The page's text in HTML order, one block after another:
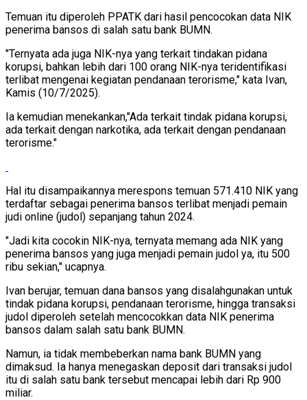
Temuan itu diperoleh PPATK dari hasil pencocokan data NIK
penerima bansos di salah satu bank BUMN.
"Ternyata ada juga NIK-nya yang terkait tindakan pidana
korupsi, bahkan lebih dari 100 orang NIK-nya teridentifikasi
terlibat mengenai kegiatan pendanaan terorisme," kata Ivan,
Kamis (10/7/2025).
Ia kemudian menekankan,"Ada terkait tindak pidana korupsi,
ada terkait dengan narkotika, ada terkait dengan pendanaan
terorisme."
Hal itu disampaikannya merespons temuan 571.410 NIK yang
terdaftar sebagai penerima bansos terlibat menjadi pemain
judi online (judol) sepanjang tahun 2024.
"Jadi kita cocokin NIK-nya, ternyata memang ada NIK yang
penerima bansos yang juga menjadi pemain judol ya, itu 500
ribu sekian," ucapnya.
Ivan berujar, temuan dana bansos yang disalahgunakan untuk
tindak pidana korupsi, pendanaan terorisme, hingga transaksi
judol diperoleh setelah mencocokkan data NIK penerima
bansos dalam salah satu bank BUMN.
Namun, ia tidak membeberkan nama bank BUMN yang
dimaksud. Ia hanya menegaskan deposit dari transaksi judol
itu di salah satu bank tersebut mencapai lebih dari Rp 900
miliar.